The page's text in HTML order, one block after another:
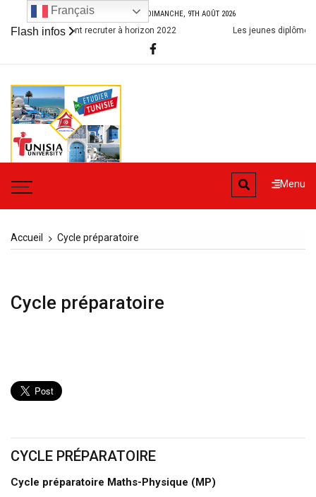
contenu
Aujourd’hui DIMANCHE, 9TH AOÛT 2026
Flash infos
métiers qui vont recruter à horizon 2022 Les jeunes diplômés
sans passion
Menu
Accueil Cycle préparatoire
Cycle préparatoire
CYCLE PRÉPARATOIRE
Cycle préparatoire Maths-Physique (MP)
Français